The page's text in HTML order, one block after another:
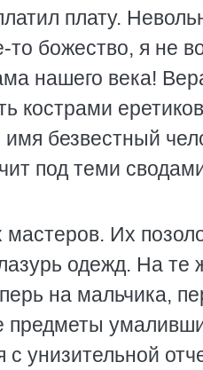
плату.
то божество, я не
нашего века!
кострами
безвестный
под теми
Их
одежд. На те
на мальчика,
предметы
унизительной